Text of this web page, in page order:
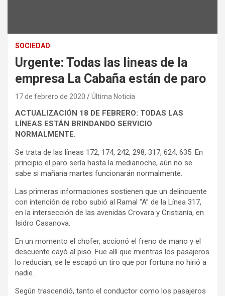
SOCIEDAD
Urgente: Todas las lineas de la
empresa La Cabaña están de paro
17 de febrero de 2020 Última Noticia
ACTUALIZACIÓN 18 DE FEBRERO: TODAS LAS
LÍNEAS ESTÁN BRINDANDO SERVICIO
NORMALMENTE.
Se trata de las líneas 172, 174, 242, 298, 317, 624, 635. En
principio el paro sería hasta la medianoche, aún no se
sabe si mañana martes funcionarán normalmente.
Las primeras informaciones sostienen que un delincuente
con intención de robo subió al Ramal “A” de la Línea 317,
en la intersección de las avenidas Crovara y Cristianía, en
Isidro Casanova.
En un momento el chofer, accionó el freno de mano y el
descuente cayó al piso. Fue allí que mientras los pasajeros
lo reducían, se le escapó un tiro que por fortuna no hirió a
nadie.
Según trascendió, tanto el conductor como los pasajeros